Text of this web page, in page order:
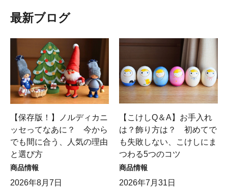
最新ブログ
【保存版！】ノルディカニ
ッセってなあに？ 今から
でも間に合う、人気の理由
と選び方
商品情報
2026年8月7日
【こけしQ＆A】お手入れ
は？飾り方は？ 初めてで
も失敗しない、こけしにま
つわる5つのコツ
商品情報
2026年7月31日